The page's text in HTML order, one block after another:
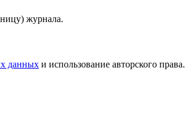
журнала.
данных и использование авторского права.